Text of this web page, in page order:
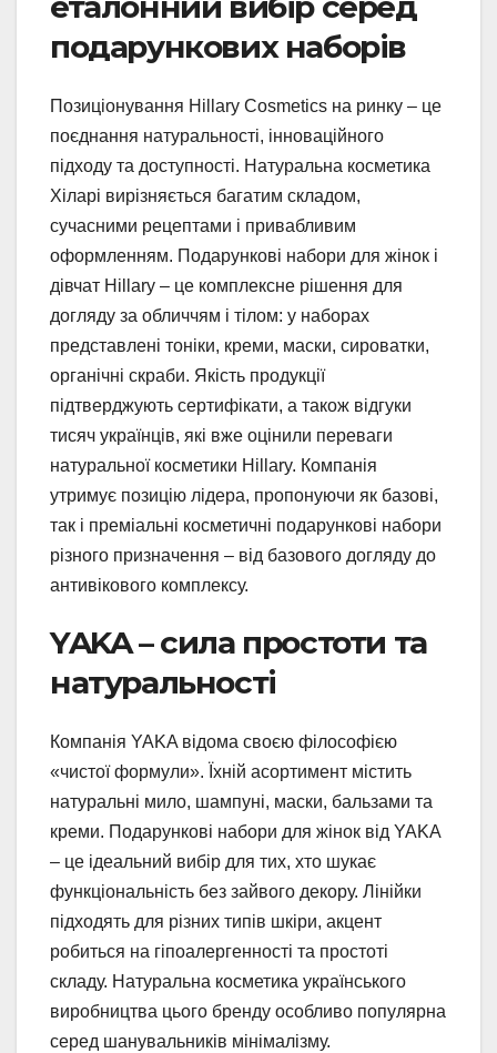
подарункових наборів
Позиціонування Hillary Cosmetics на ринку – це
поєднання натуральності, інноваційного
підходу та доступності. Натуральна косметика
Хіларі вирізняється багатим складом,
сучасними рецептами і привабливим
оформленням. Подарункові набори для жінок і
дівчат Hillary – це комплексне рішення для
догляду за обличчям і тілом: у наборах
представлені тоніки, креми, маски, сироватки,
органічні скраби. Якість продукції
підтверджують сертифікати, а також відгуки
тисяч українців, які вже оцінили переваги
натуральної косметики Hillary. Компанія
утримує позицію лідера, пропонуючи як базові,
так і преміальні косметичні подарункові набори
різного призначення – від базового догляду до
антивікового комплексу.
YAKA – сила простоти та
натуральності
Компанія YAKA відома своєю філософією
«чистої формули». Їхній асортимент містить
натуральні мило, шампуні, маски, бальзами та
креми. Подарункові набори для жінок від YAKA
– це ідеальний вибір для тих, хто шукає
функціональність без зайвого декору. Лінійки
підходять для різних типів шкіри, акцент
робиться на гіпоалергенності та простоті
складу. Натуральна косметика українського
виробництва цього бренду особливо популярна
серед шанувальників мінімалізму.